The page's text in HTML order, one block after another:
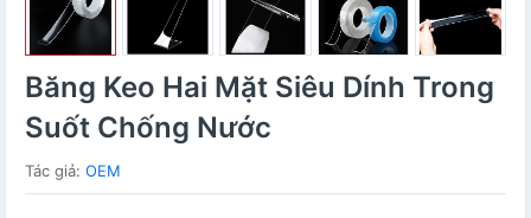
Băng Keo Hai Mặt Siêu Dính Trong
Suốt Chống Nước
Tác giả: OEM